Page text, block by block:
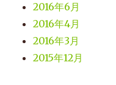
2016年6月
2016年4月
2016年3月
2015年12月